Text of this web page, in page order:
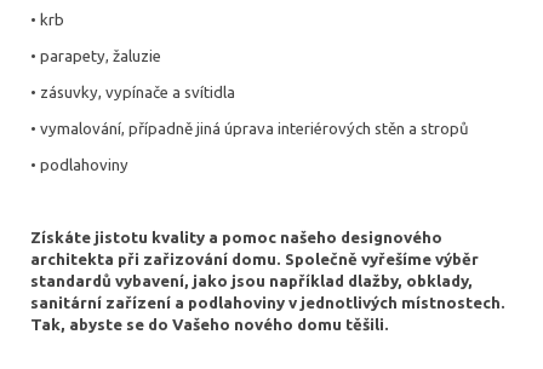
• krb
• parapety, žaluzie
• zásuvky, vypínače a svítidla
• vymalování, případně jiná úprava interiérových stěn a stropů
• podlahoviny
Získáte jistotu kvality a pomoc našeho designového
architekta při zařizování domu. Společně vyřešíme výběr
standardů vybavení, jako jsou například dlažby, obklady,
sanitární zařízení a podlahoviny v jednotlivých místnostech.
Tak, abyste se do Vašeho nového domu těšili.